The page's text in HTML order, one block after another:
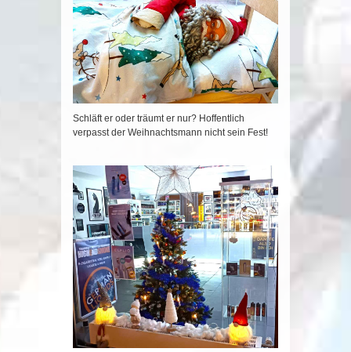
Schläft er oder träumt er nur? Hoffentlich
verpasst der Weihnachtsmann nicht sein Fest!